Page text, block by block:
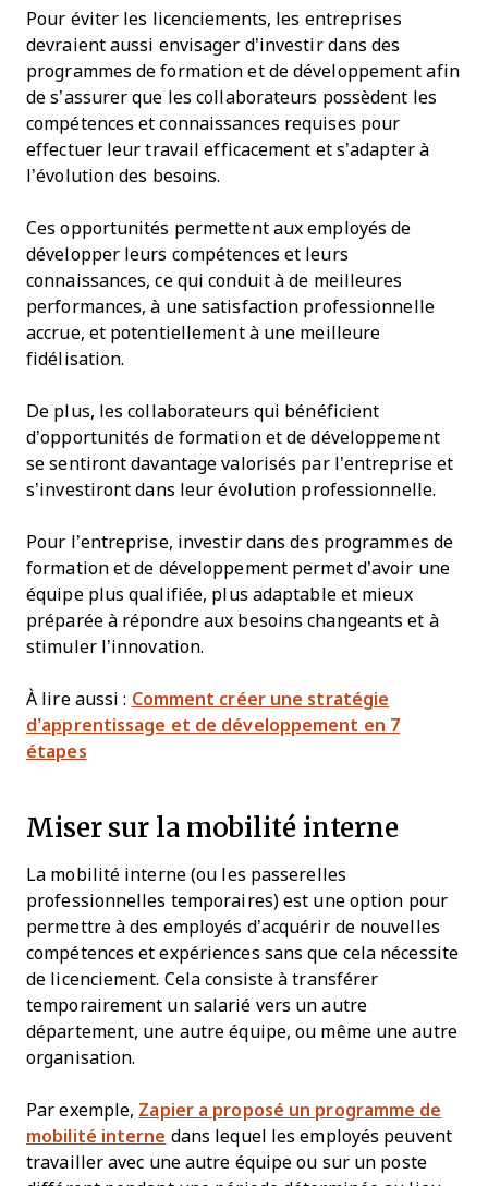
Pour éviter les licenciements, les entreprises
devraient aussi envisager d’investir dans des
programmes de formation et de développement afin
de s’assurer que les collaborateurs possèdent les
compétences et connaissances requises pour
effectuer leur travail efficacement et s’adapter à
l’évolution des besoins.
Ces opportunités permettent aux employés de
développer leurs compétences et leurs
connaissances, ce qui conduit à de meilleures
performances, à une satisfaction professionnelle
accrue, et potentiellement à une meilleure
fidélisation.
De plus, les collaborateurs qui bénéficient
d’opportunités de formation et de développement
se sentiront davantage valorisés par l’entreprise et
s’investiront dans leur évolution professionnelle.
Pour l’entreprise, investir dans des programmes de
formation et de développement permet d’avoir une
équipe plus qualifiée, plus adaptable et mieux
préparée à répondre aux besoins changeants et à
stimuler l’innovation.
À lire aussi : Comment créer une stratégie
d’apprentissage et de développement en 7
étapes
Miser sur la mobilité interne
La mobilité interne (ou les passerelles
professionnelles temporaires) est une option pour
permettre à des employés d’acquérir de nouvelles
compétences et expériences sans que cela nécessite
de licenciement. Cela consiste à transférer
temporairement un salarié vers un autre
département, une autre équipe, ou même une autre
organisation.
Par exemple, Zapier a proposé un programme de
mobilité interne dans lequel les employés peuvent
travailler avec une autre équipe ou sur un poste